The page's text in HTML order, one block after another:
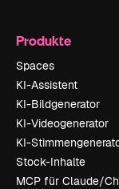
Produkte
Spaces
KI-Assistent
KI-Bildgenerator
KI-Videogenerator
KI-
Stock-Inhalte
MCP für Claude/